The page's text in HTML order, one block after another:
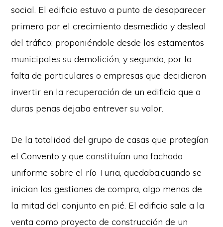
social. El edificio estuvo a punto de desaparecer
primero por el crecimiento desmedido y desleal
del tráfico; proponiéndole desde los estamentos
municipales su demolición, y segundo, por la
falta de particulares o empresas que decidieron
invertir en la recuperación de un edificio que a
duras penas dejaba entrever su valor.
De la totalidad del grupo de casas que protegían
el Convento y que constituían una fachada
uniforme sobre el río Turia, quedaba,cuando se
inician las gestiones de compra, algo menos de
la mitad del conjunto en pié. El edificio sale a la
venta como proyecto de construcción de un